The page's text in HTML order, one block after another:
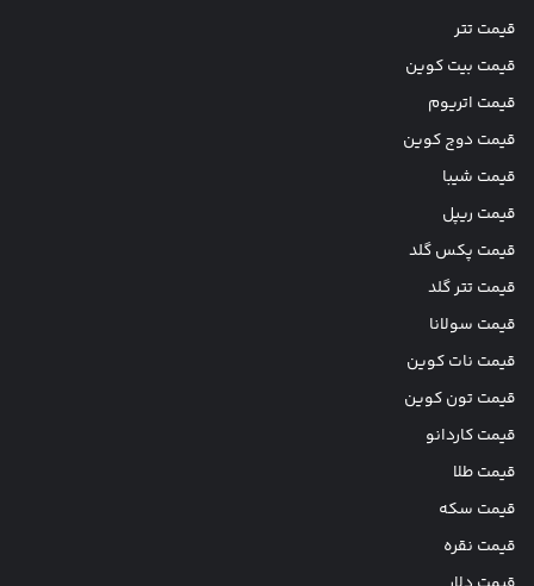
قیمت تتر
قیمت بیت کوین
قیمت اتریوم
قیمت دوج کوین
قیمت شیبا
قیمت ریپل
قیمت پکس گلد
قیمت تتر گلد
قیمت سولانا
قیمت نات کوین
قیمت تون کوین
قیمت کاردانو
قیمت طلا
قیمت سکه
قیمت نقره